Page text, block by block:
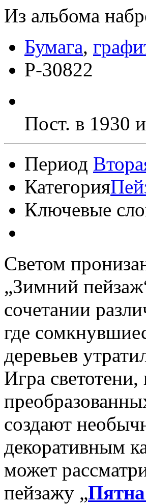
Из альбома
Бумага,
Р-30822
Пост. в 1930
Период
Категория
Ключевые
Светом
„Зимний
сочетании
где
деревьев
Игра
создают
декоративным
может
пейзажу „Пятна